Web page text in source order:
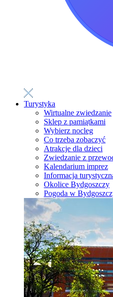
Turystyka
Wirtualne zwiedzanie
Sklep z pamiątkami
Wybierz nocleg
Co trzeba zobaczyć
Atrakcje dla dzieci
Zwiedzanie z
Kalendarium imprez
Informacja
Okolice Bydgoszczy
Pogoda w